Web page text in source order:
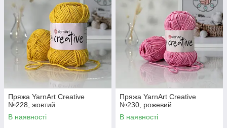
Пряжа YarnArt Creative
№228, жовтий
В наявності
Пряжа YarnArt Creative
№230, рожевий
В наявності